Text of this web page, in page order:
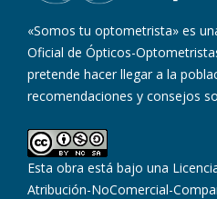
«Somos tu optometrista» es
Oficial de Ópticos-
pretende hacer llegar a la
recomendaciones y consejos
Esta obra está bajo una
Atribución-NoComercial-